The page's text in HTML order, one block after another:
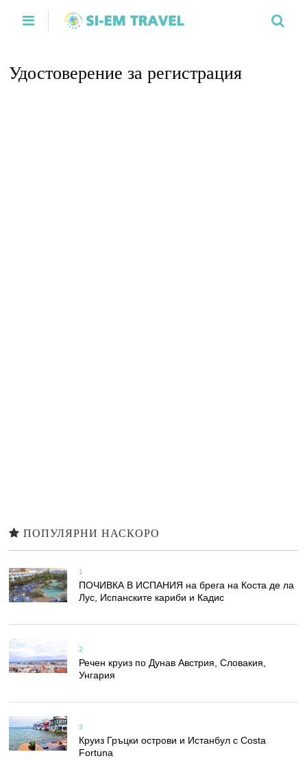
Удостоверение за регистрация
ПОПУЛЯРНИ НАСКОРО
1
ПОЧИВКА В ИСПАНИЯ на брега на Коста де ла
Лус, Испанските кариби и Кадис
2
Речен круиз по Дунав Австрия, Словакия,
Унгария
3
Круиз Гръцки острови и Истанбул с Costa
Fortuna